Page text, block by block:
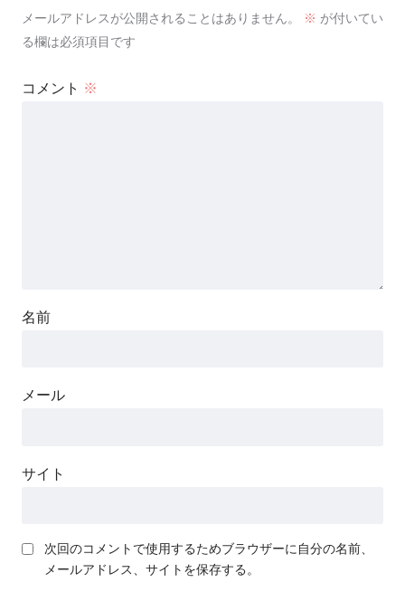
メールアドレスが公開されることはありません。 ※ が付いてい
る欄は必須項目です
コメント ※
名前
メール
サイト
次回のコメントで使用するためブラウザーに自分の名前、
メールアドレス、サイトを保存する。